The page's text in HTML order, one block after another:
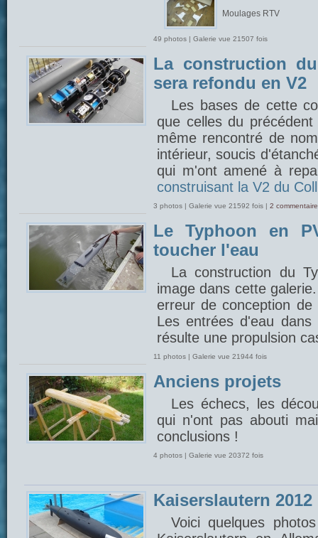
Moulages RTV
49 photos | Galerie vue 21507 fois
La construction
sera refondu en V2
Les bases de cette
que celles du
même rencontré de
intérieur, soucis
qui m'ont amené à
construisant la V2 du
3 photos | Galerie vue 21592 fois | 2
Le Typhoon en
toucher l'eau
La construction du
image dans cette
erreur de conception
Les entrées d'eau
résulte une propulsion
11 photos | Galerie vue 21944 fois
Anciens projets
Les échecs, les
qui n'ont pas abouti
conclusions !
4 photos | Galerie vue 20372 fois
Kaiserslautern 2012
Voici quelques